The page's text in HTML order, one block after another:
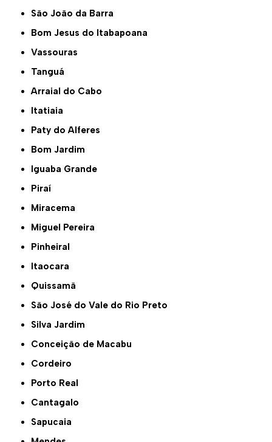
São João da Barra
Bom Jesus do Itabapoana
Vassouras
Tanguá
Arraial do Cabo
Itatiaia
Paty do Alferes
Bom Jardim
Iguaba Grande
Piraí
Miracema
Miguel Pereira
Pinheiral
Itaocara
Quissamã
São José do Vale do Rio Preto
Silva Jardim
Conceição de Macabu
Cordeiro
Porto Real
Cantagalo
Sapucaia